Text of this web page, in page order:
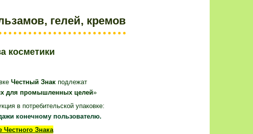
гелей, кремов
косметики
Честный Знакподлежат
для промышленных целей»
в потребительской упаковке:
конечному пользователю.
Знака